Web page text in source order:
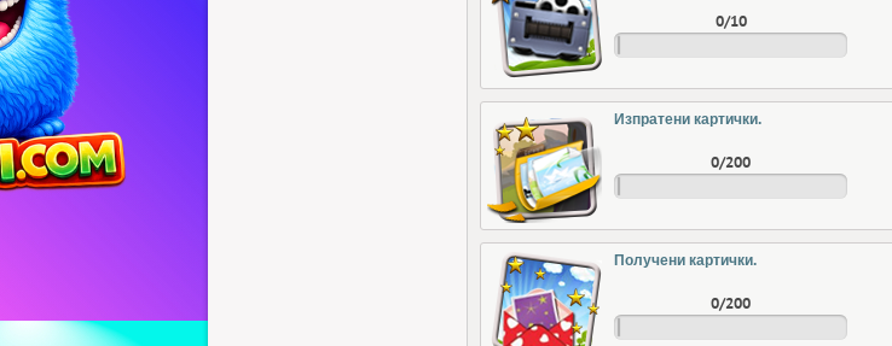
0/10
Изпратени картички.
0/200
Получени картички.
0/200